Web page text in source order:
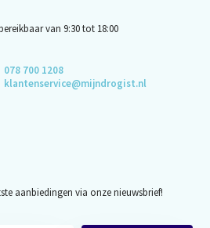
van 9:30 tot 18:00
078 700 1208
klantenservice@mijndrogist.nl
aanbiedingen via onze nieuwsbrief!